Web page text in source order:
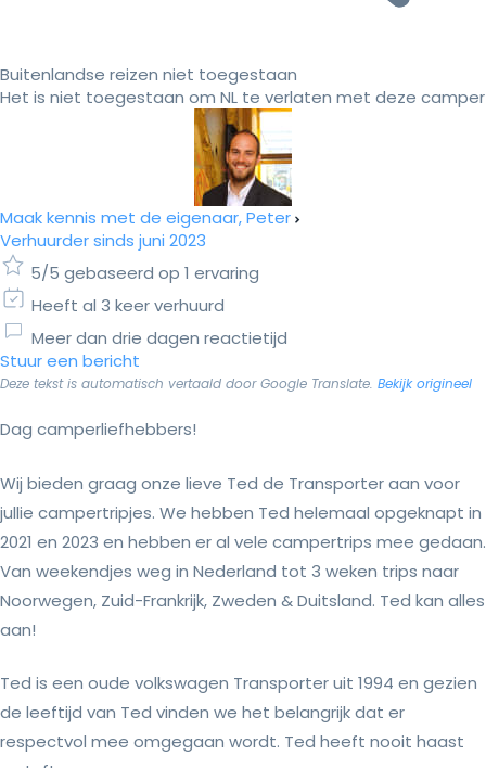
Buitenlandse reizen niet toegestaan
Het is niet toegestaan om NL te verlaten met deze camper
Maak kennis met de eigenaar, Peter
Verhuurder sinds juni 2023
5/5 gebaseerd op 1 ervaring
Heeft al 3 keer verhuurd
Meer dan drie dagen reactietijd
Stuur een bericht
Deze tekst is automatisch vertaald door Google Translate. Bekijk origineel
Dag camperliefhebbers!
Wij bieden graag onze lieve Ted de Transporter aan voor
jullie campertripjes. We hebben Ted helemaal opgeknapt in
2021 en 2023 en hebben er al vele campertrips mee gedaan.
Van weekendjes weg in Nederland tot 3 weken trips naar
Noorwegen, Zuid-Frankrijk, Zweden & Duitsland. Ted kan alles
aan!
Ted is een oude volkswagen Transporter uit 1994 en gezien
de leeftijd van Ted vinden we het belangrijk dat er
respectvol mee omgegaan wordt. Ted heeft nooit haast